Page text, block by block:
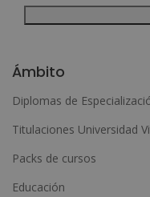
Para más información consulte
Desea recibir información
e
r
n
Ámbito
Diplomas de
Titulaciones Universidad
Packs de cursos
Educación